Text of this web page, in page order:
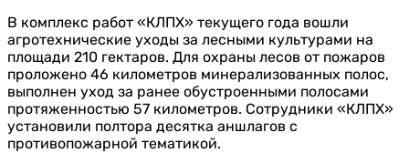
В комплекс работ «КЛПХ» текущего года вошли
агротехнические уходы за лесными культурами на
площади 210 гектаров. Для охраны лесов от пожаров
проложено 46 километров минерализованных полос,
выполнен уход за ранее обустроенными полосами
протяженностью 57 километров. Сотрудники «КЛПХ»
установили полтора десятка аншлагов с
противопожарной тематикой.